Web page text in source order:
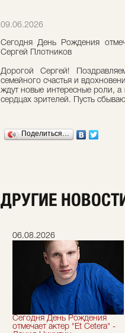
09.06.2026
Сегодня День Рождения
Сергей Плотников
Дорогой Сергей!
семейного счастья и
ждут новые интересные роли,
сердцах зрителей. Пусть
Поделиться…
ДРУГИЕ
06.08.2026
Сегодня День Рождения
отмечает актер "Et Cetera" -